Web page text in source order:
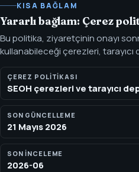
KISA BAĞLAM
Yararlı bağlam: Çerez
Bu politika, ziyaretçinin onayı
kullanabileceği çerezleri,
yeniden oynatmayı, ısı
tanıma izlemeyi açıklar. SEOH
bir Google Analytics 4 ölçüm
SEOH, dağıtım bayrakları
depolamayı kabul ettiğinde aktif,
oturum yeniden oynatma, ısı
anket, IP/cihaz sinyali ve ağ
Cloud EU'yu kullanır.
ÇEREZ POLITIKASI
SEOH çerezleri ve tarayıcı
SON GÜNCELLEME
21 Mayıs 2026
SON INCELEME
2026-06